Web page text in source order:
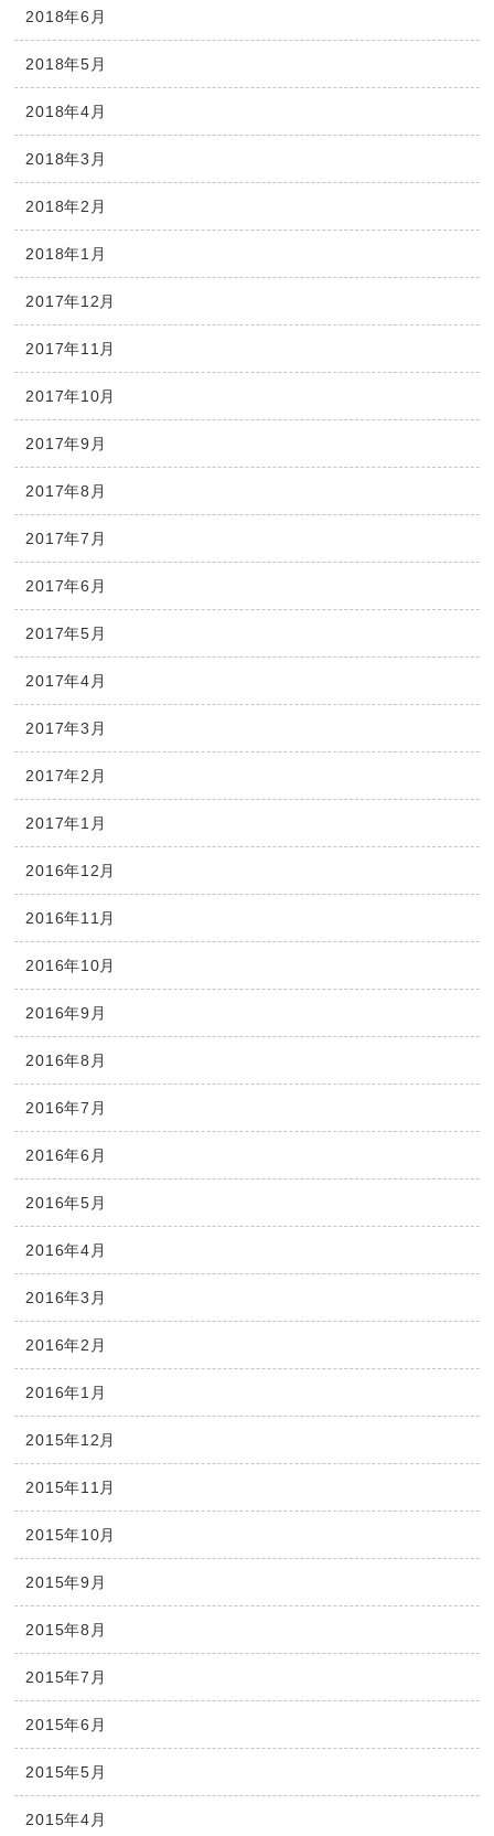
2018年6月
2018年5月
2018年4月
2018年3月
2018年2月
2018年1月
2017年12月
2017年11月
2017年10月
2017年9月
2017年8月
2017年7月
2017年6月
2017年5月
2017年4月
2017年3月
2017年2月
2017年1月
2016年12月
2016年11月
2016年10月
2016年9月
2016年8月
2016年7月
2016年6月
2016年5月
2016年4月
2016年3月
2016年2月
2016年1月
2015年12月
2015年11月
2015年10月
2015年9月
2015年8月
2015年7月
2015年6月
2015年5月
2015年4月